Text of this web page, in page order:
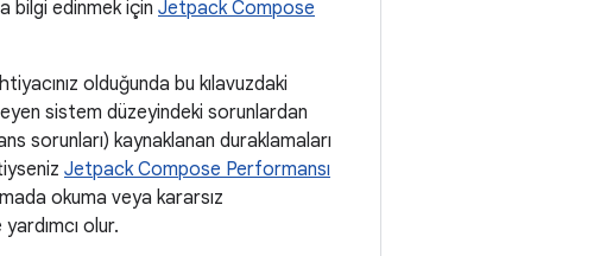
bilgi edinmek için Jetpack Compose
olduğunda bu kılavuzdaki
sistem düzeyindeki sorunlardan
sorunları) kaynaklanan duraklamaları
Jetpack Compose Performansı
okuma veya kararsız
olur.